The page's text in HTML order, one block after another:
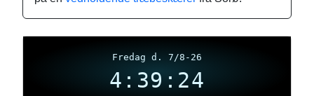
Fredag d. 7/8-26
4:39:25